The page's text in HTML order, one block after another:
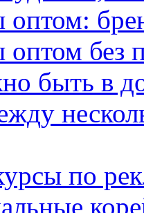
оптом:
оптом без
быть в
по